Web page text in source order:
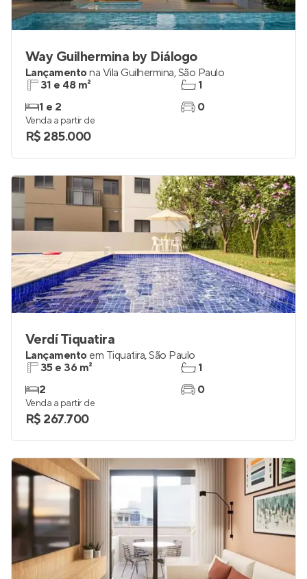
Way Guilhermina by Diálogo
Lançamentona Vila Guilhermina,São Paulo
31 e 48 m²
1 e 2
1
0
Venda a partir de
R$ 285.000
Verdí Tiquatira
Lançamento em Tiquatira,São Paulo
35 e 36 m²
2
1
0
Venda a partir de
R$ 267.700